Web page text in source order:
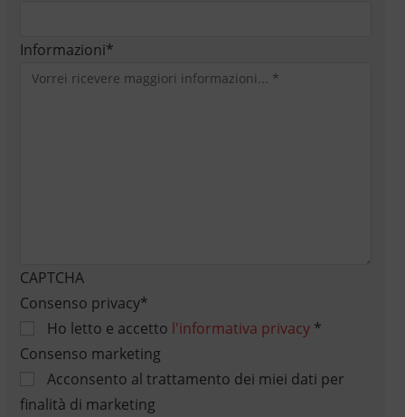
Informazioni*
CAPTCHA
Consenso privacy*
Ho letto e accetto l'informativa privacy*
Consenso marketing
Acconsento al trattamento dei miei dati per
finalità di marketing